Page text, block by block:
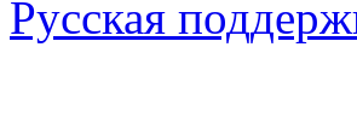
Русская